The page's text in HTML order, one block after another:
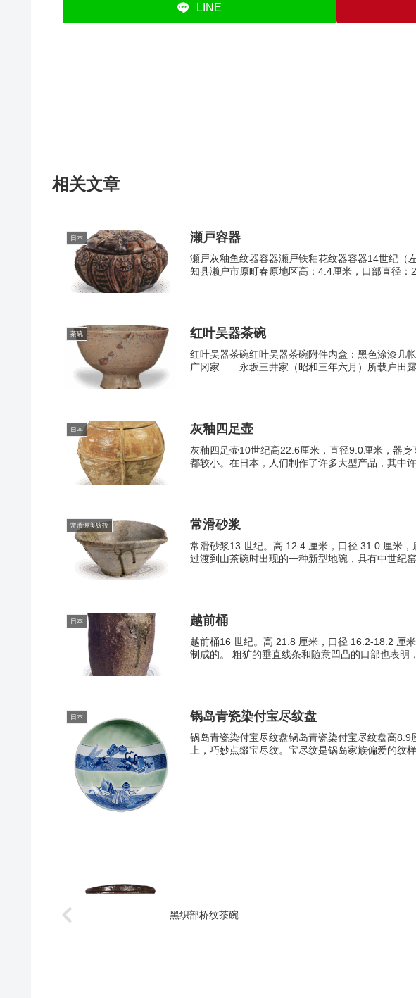
LINE
相关文章
日本 瀬戸容器
瀬戸灰釉鱼纹器容器瀬戸铁釉花纹器容器14世纪（
知县濑户市原町春原地区高：4.4厘米，口部直径：
茶碗 红叶吴器茶碗
红叶吴器茶碗红叶吴器茶碗附件内盒：黑色涂漆
广冈家——永坂三井家（昭和三年六月）所载户田
日本 灰釉四足壶
灰釉四足壶10世纪高22.6厘米，直径9.0厘米，器
都较小。在日本，人们制作了许多大型产品，其中
常滑渥美猿投 常滑砂浆
常滑砂浆13 世纪。高 12.4 厘米，口径 31.0 厘米
过渡到山茶碗时出现的一种新型地碗，具有中世纪
日本 越前桶
越前桶16 世纪。高 21.8 厘米，口径 16.2-18.2 厘
制成的。 粗犷的垂直线条和随意凹凸的口部也表明
日本 锅岛青瓷染付宝尽纹盘
锅岛青瓷染付宝尽纹盘锅岛青瓷染付宝尽纹盘高
上，巧妙点缀宝尽纹。宝尽纹是锅岛家族偏爱的纹
黑织部桥纹茶碗